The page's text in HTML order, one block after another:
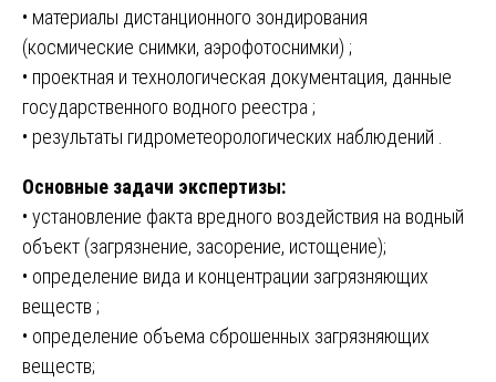
• материалы дистанционного зондирования
(космические снимки, аэрофотоснимки) ;
• проектная и технологическая документация, данные
государственного водного реестра ;
• результаты гидрометеорологических наблюдений .
Основные задачи экспертизы:
• установление факта вредного воздействия на водный
объект (загрязнение, засорение, истощение);
• определение вида и концентрации загрязняющих
веществ ;
• определение объема сброшенных загрязняющих
веществ;